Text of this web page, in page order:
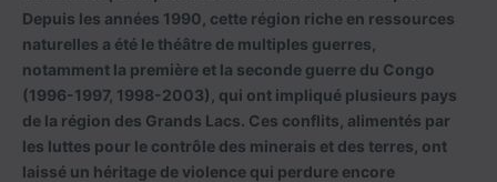
Depuis les années 1990, cette région riche en ressources
naturelles a été le théâtre de multiples guerres,
notamment la première et la seconde guerre du Congo
(1996-1997, 1998-2003), qui ont impliqué plusieurs pays
de la région des Grands Lacs. Ces conflits, alimentés par
les luttes pour le contrôle des minerais et des terres, ont
laissé un héritage de violence qui perdure encore